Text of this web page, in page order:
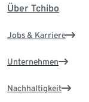
Über Tchibo
Jobs & Karriere
Unternehmen
Nachhaltigkeit